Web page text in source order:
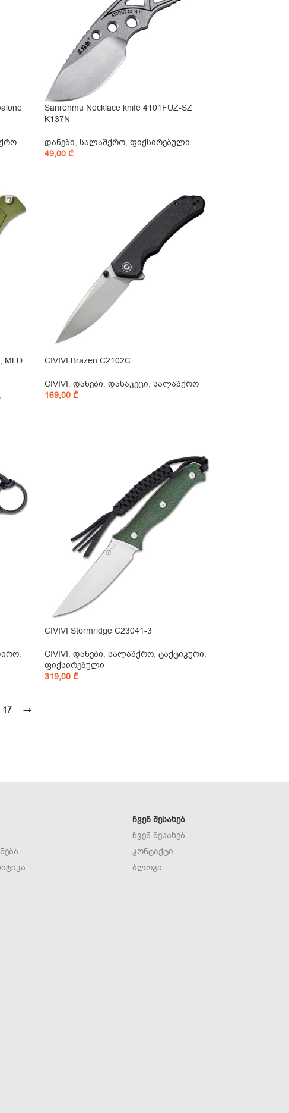
,
Sanrenmu Necklace knife 4101FUZ-SZ
K137N
დანები, სალაშქრო, ფიქსირებული
49,00₾
MLD
CIVIVI Brazen C2102C
CIVIVI, დანები, დასაკეცი, სალაშქრო
169,00₾
,
CIVIVI Stormridge C23041-3
CIVIVI, დანები, სალაშქრო, ტაქტიკური,
ფიქსირებული
319,00₾
17 →
ᲩᲕᲔᲜ ᲨᲔᲡᲐᲮᲔᲑ
ჩვენ შესახებ
კონტაქტი
ბლოგი